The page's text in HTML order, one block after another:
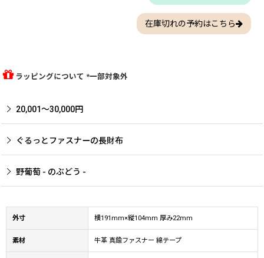
在庫切れの予約はこちら
ラッピングについて *一部対象外
20,001〜30,000円
ぐるっとファスナーの長財布
野葡萄 - のぶどう -
外寸 横191mm×縦104mm 厚み22mm
素材 牛革 真鍮ファスナー 綿テープ